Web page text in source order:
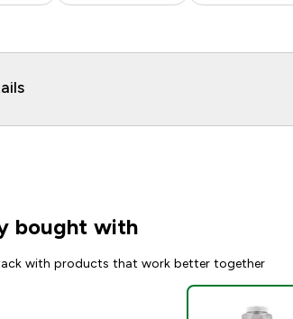
bought with
with products that work better together